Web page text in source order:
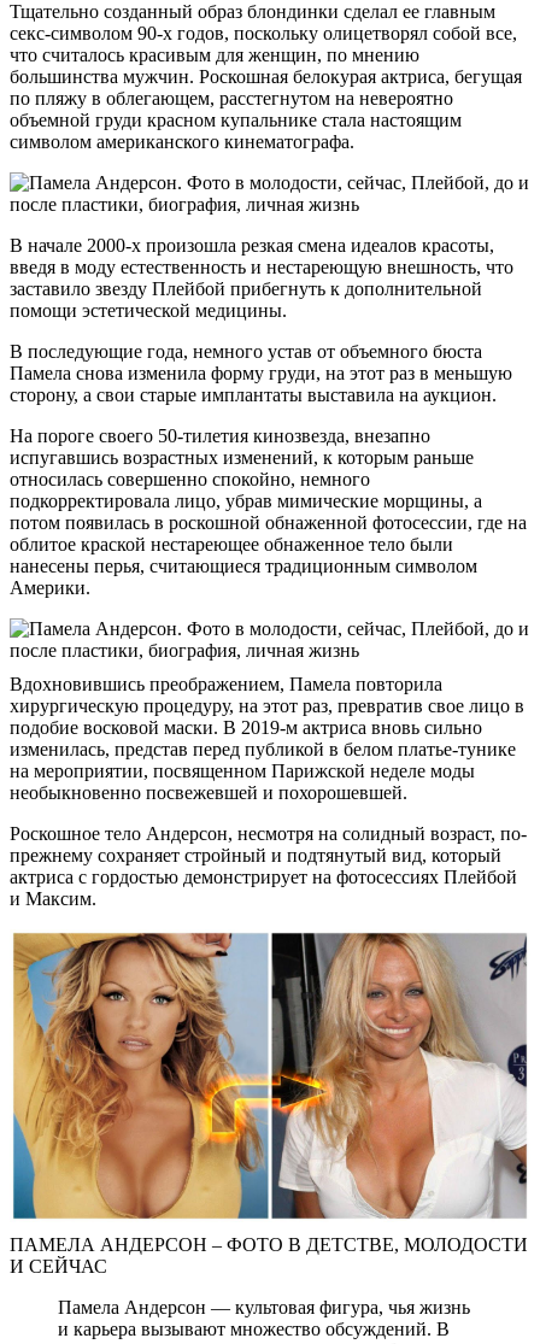
Тщательно созданный образ блондинки сделал ее главным
секс-символом 90-х годов, поскольку олицетворял собой все,
что считалось красивым для женщин, по мнению
большинства мужчин. Роскошная белокурая актриса, бегущая
по пляжу в облегающем, расстегнутом на невероятно
объемной груди красном купальнике стала настоящим
символом американского кинематографа.
В начале 2000-х произошла резкая смена идеалов красоты,
введя в моду естественность и нестареющую внешность, что
заставило звезду Плейбой прибегнуть к дополнительной
помощи эстетической медицины.
В последующие года, немного устав от объемного бюста
Памела снова изменила форму груди, на этот раз в меньшую
сторону, а свои старые имплантаты выставила на аукцион.
На пороге своего 50-тилетия кинозвезда, внезапно
испугавшись возрастных изменений, к которым раньше
относилась совершенно спокойно, немного
подкорректировала лицо, убрав мимические морщины, а
потом появилась в роскошной обнаженной фотосессии, где на
облитое краской нестареющее обнаженное тело были
нанесены перья, считающиеся традиционным символом
Америки.
Вдохновившись преображением, Памела повторила
хирургическую процедуру, на этот раз, превратив свое лицо в
подобие восковой маски. В 2019-м актриса вновь сильно
изменилась, представ перед публикой в белом платье-тунике
на мероприятии, посвященном Парижской неделе моды
необыкновенно посвежевшей и похорошевшей.
Роскошное тело Андерсон, несмотря на солидный возраст, по-
прежнему сохраняет стройный и подтянутый вид, который
актриса с гордостью демонстрирует на фотосессиях Плейбой
и Максим.
ПАМЕЛА АНДЕРСОН – ФОТО В ДЕТСТВЕ, МОЛОДОСТИ
И СЕЙЧАС
Памела Андерсон — культовая фигура, чья жизнь
и карьера вызывают множество обсуждений. В